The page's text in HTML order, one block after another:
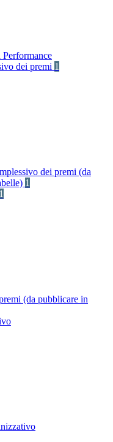
dei premi 1
dei premi (da
1
1
(da pubblicare in